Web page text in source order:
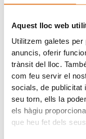
Aquest lloc web
Utilitzem galetes
anuncis, oferir
trànsit del lloc.
com feu servir el
socials, de publicitat
seu torn, ells la
els hàgiu
que heu fet dels
Col·laboradors i
Prev
ANTERIOR
Educar personalitzant,